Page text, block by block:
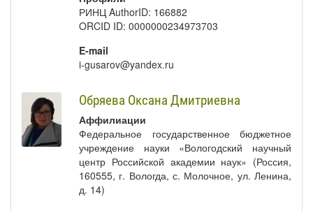
РИНЦ AuthorID: 166882
ORCID ID: 0000000234973703
E-mail
i-gusarov@yandex.ru
Обряева Оксана Дмитриевна
Аффилиации
Федеральное государственное бюджетное
учреждение науки «Вологодский научный
центр Российской академии наук» (Россия,
160555, г. Вологда, с. Молочное, ул. Ленина,
д. 14)